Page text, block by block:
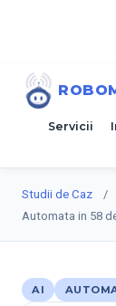
Servicii
Studii de Caz /
Automata in 58
AI